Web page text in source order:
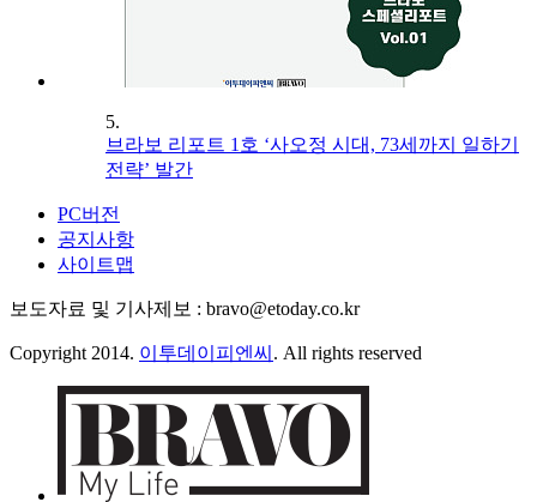
5.
브라보 리포트 1호 ‘사오정 시대, 73세까지 일하기
전략’ 발간
PC버전
공지사항
사이트맵
보도자료 및 기사제보 : bravo@etoday.co.kr
Copyright 2014. 이투데이피엔씨 . All rights reserved